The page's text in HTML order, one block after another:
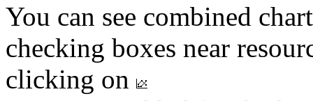
You can see combined
checking boxes near
clicking on